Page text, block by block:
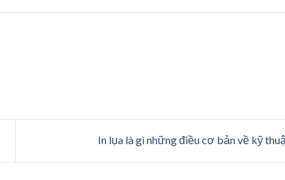
In lụa là gì những điều cơ bản về kỹ